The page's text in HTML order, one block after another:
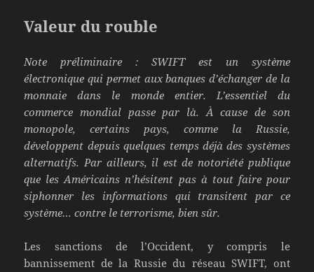
Valeur du rouble
Note préliminaire : SWIFT est un système
électronique qui permet aux banques d’échanger de la
monnaie dans le monde entier. L’essentiel du
commerce mondial passe par là. À cause de son
monopole, certains pays, comme la Russie,
développent depuis quelques temps déjà des systèmes
alternatifs. Par ailleurs, il est de notoriété publique
que les Américains n’hésitent pas à tout faire pour
siphonner les informations qui transitent par ce
système… contre le terrorisme, bien sûr.
Les sanctions de l’Occident, y compris le
bannissement de la Russie du réseau SWIFT, ont